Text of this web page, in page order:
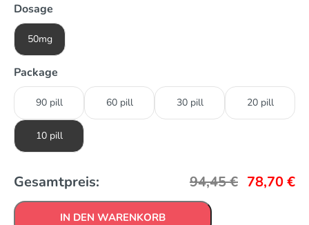
Dosage
50mg
Package
90 pill 60 pill 30 pill 20 pill
10 pill
Gesamtpreis: 94,45€ 78,70€
IN DEN WARENKORB